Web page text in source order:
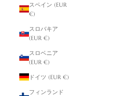
スペイン (EUR
€)
スロバキア
(EUR €)
スロベニア
(EUR €)
ドイツ (EUR €)
フィンランド